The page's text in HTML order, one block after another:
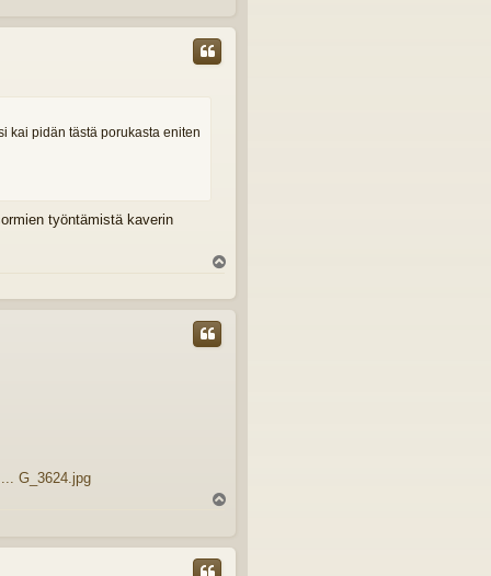
s
kai pidän tästä porukasta eniten
työntämistä kaverin
ö
s
G_3624.jpg
s